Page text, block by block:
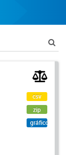
csv
zip
gráfico